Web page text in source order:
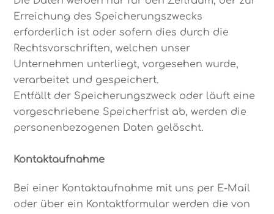
Erreichung des Speicherungszwecks
erforderlich ist oder sofern dies durch die
Rechtsvorschriften, welchen unser
Unternehmen unterliegt, vorgesehen wurde,
verarbeitet und gespeichert.
Entfällt der Speicherungszweck oder läuft eine
vorgeschriebene Speicherfrist ab, werden die
personenbezogenen Daten gelöscht.
Kontaktaufnahme
Bei einer Kontaktaufnahme mit uns per E-Mail
oder über ein Kontaktformular werden die von